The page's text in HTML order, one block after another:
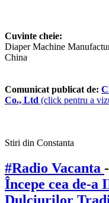
Cuvinte cheie:
Diaper Machine
China
Comunicat publicat de:
Co., Ltd (click pentru a
Stiri din Constanta
#Radio Vacanta -
Începe cea de-a
Dulciurilor